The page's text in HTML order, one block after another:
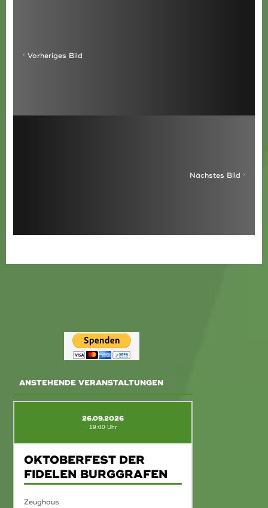
Vorheriges Bild
Nächstes Bild
ANSTEHENDE VERANSTALTUNGEN
26.09.2026
19:00 Uhr
OKTOBERFEST DER
FIDELEN BURGGRAFEN
Zeughaus